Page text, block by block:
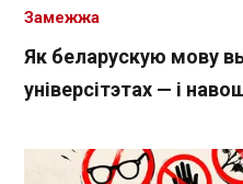
Як беларускую мову
універсітэтах — і
Замежжа